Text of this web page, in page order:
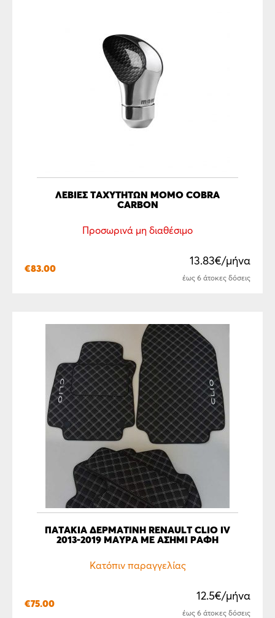
ΛΕΒΙΕΣ ΤΑΧΥΤΗΤΩΝ MOMO COBRA
CARBON
Προσωρινά μη διαθέσιμο
€83.00
13.83€/μήνα
έως 6 άτοκες δόσεις
ΠΑΤΑΚΙΑ ΔΕΡΜΑΤΙΝΗ RENAULT CLIO IV
2013-2019 ΜΑΥΡΑ ΜΕ ΑΣΗΜΙ ΡΑΦΗ
Κατόπιν παραγγελίας
€75.00
12.5€/μήνα
έως 6 άτοκες δόσεις